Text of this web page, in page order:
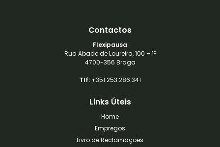
Contactos
Flexipausa
Rua Abade de Loureira, 100 – 1º
4700-356 Braga
Tlf:+351 253 286 341
Links Úteis
Home
Empregos
Livro de Reclamações